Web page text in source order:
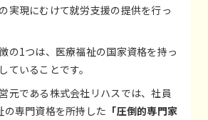
実現にむけて就労支援の提供を行っ
の1つは、医療福祉の国家資格を持っ
ていることです。
元である株式会社リハスでは、社員
の専門資格を所持した 「圧倒的専門家